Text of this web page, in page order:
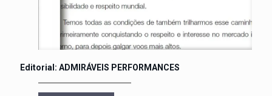
Editorial: ADMIRÁVEIS PERFORMANCES